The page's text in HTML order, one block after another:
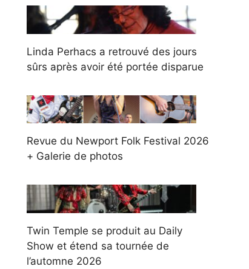
Linda Perhacs a retrouvé des jours
sûrs après avoir été portée disparue
Revue du Newport Folk Festival 2026
+ Galerie de photos
Twin Temple se produit au Daily
Show et étend sa tournée de
l’automne 2026